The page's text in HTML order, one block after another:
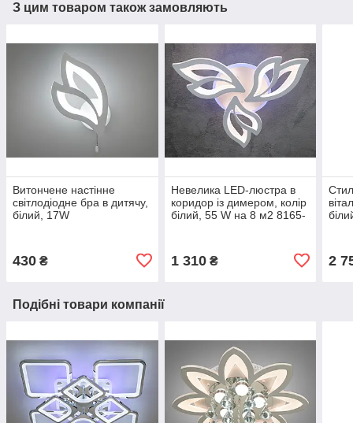
З цим товаром також замовляють
Витончене настінне
світлодіодне бра в дитячу,
білий, 17W
430 ₴
Невелика LED-люстра в
коридор із димером, колір
білий, 55 W на 8 м2 8165-
1 310₴ 2
Подібні товари компанії